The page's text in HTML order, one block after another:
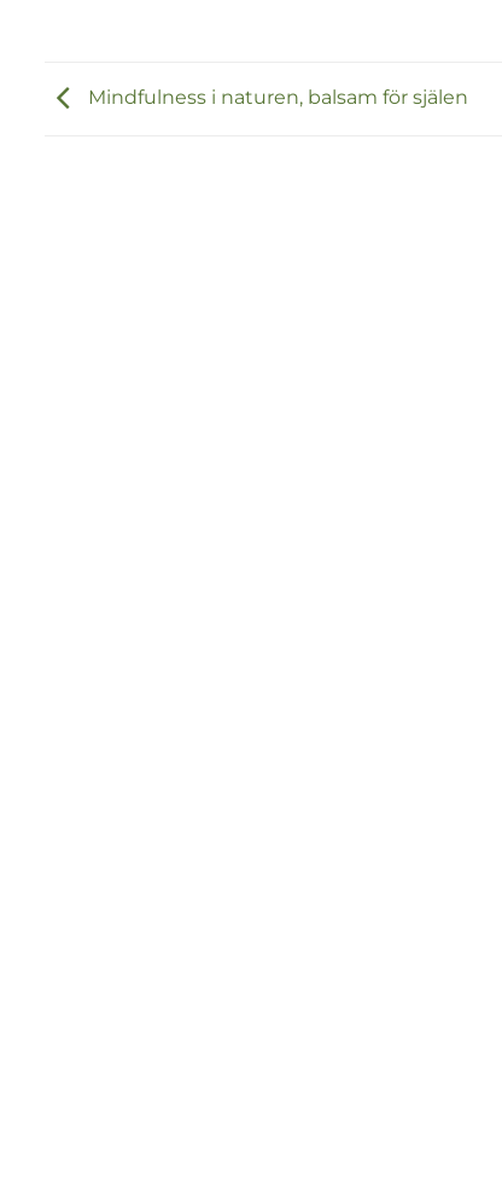
Mindfulness i naturen, balsam för själen